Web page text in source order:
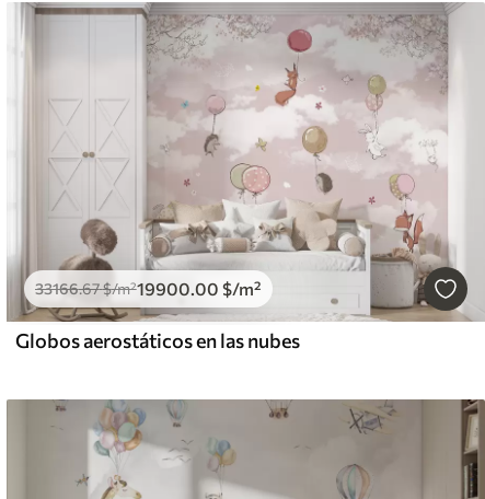
33166.67$/m²19900.00 $/m²
Globos aerostáticos en las nubes